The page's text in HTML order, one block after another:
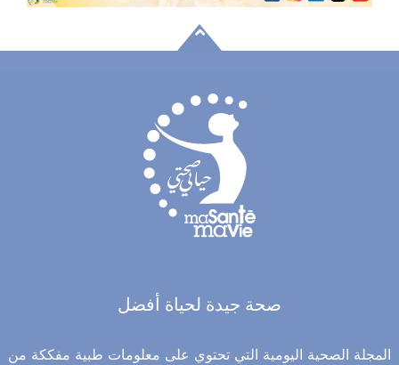
صحة جيدة لحياة أفضل
المجلة الصحية اليومية التي تحتوي على معلومات طبية مفككة من